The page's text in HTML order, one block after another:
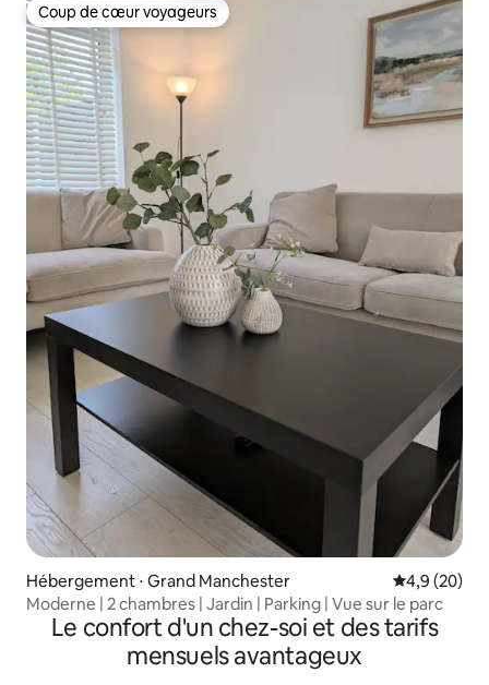
Coup de cœur voyageurs
Coup de cœur voyageurs
Hébergement ⋅ Grand Manchester Évaluation
4,9 (20)
Moderne | 2 chambres | Jardin | Parking | Vue sur le parc
Le confort d'un chez-soi et des tarifs
mensuels avantageux